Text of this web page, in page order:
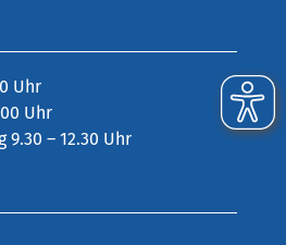
Uhr
Uhr
– 12.30 Uhr